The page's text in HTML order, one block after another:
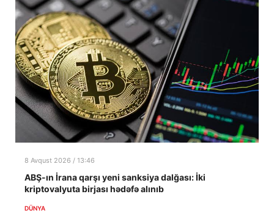
8 Avqust 2026 / 13:46
ABŞ-ın İrana qarşı yeni sanksiya dalğası: İki
kriptovalyuta birjası hədəfə alınıb
DÜNYA